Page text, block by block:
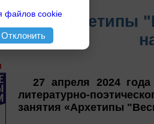
«Архетипы
27 апреля 2024 года
литературно-
занятия «Архетипы
файлов cookie
Отклонить